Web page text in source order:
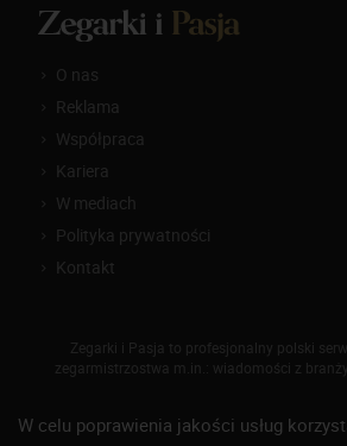
O nas
Reklama
Współpraca
Kariera
W mediach
Polityka prywatności
Kontakt
Zegarki i Pasja to profesjonalny polski
zegarmistrzostwa m.in.: wiadomości z
W celu poprawienia jakości usług